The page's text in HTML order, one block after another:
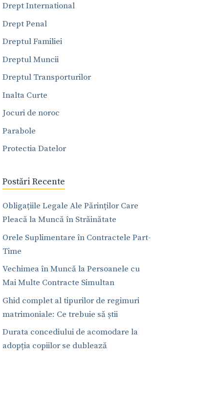
Drept International
Drept Penal
Dreptul Familiei
Dreptul Muncii
Dreptul Transporturilor
Inalta Curte
Jocuri de noroc
Parabole
Protectia Datelor
Postări Recente
Obligațiile Legale Ale Părinților Care
Pleacă la Muncă în Străinătate
Orele Suplimentare în Contractele Part-
Time
Vechimea în Muncă la Persoanele cu
Mai Multe Contracte Simultan
Ghid complet al tipurilor de regimuri
matrimoniale: Ce trebuie să știi
Durata concediului de acomodare la
adopția copiilor se dublează